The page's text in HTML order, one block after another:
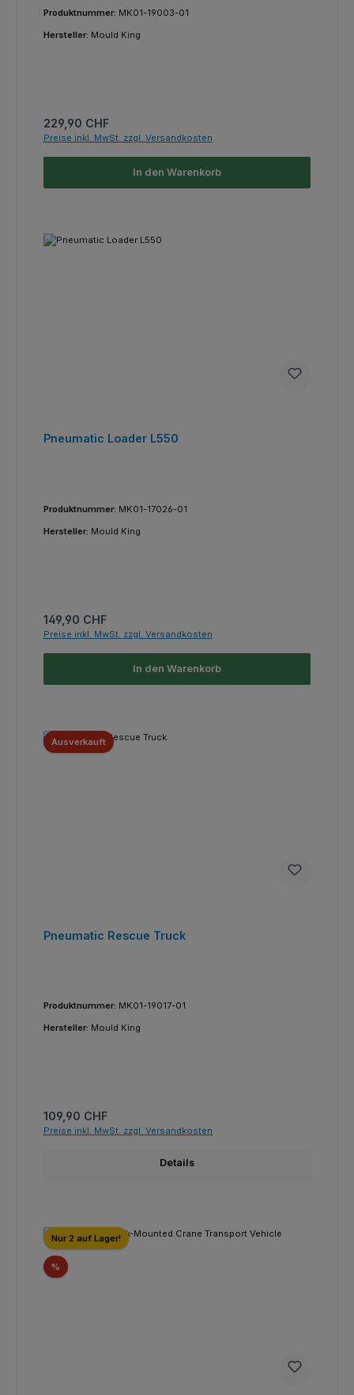
Produktnummer: MK01-19003-01
Hersteller: Mould King
Regulärer Preis:
229,90 CHF
Preise inkl. MwSt. zzgl. Versandkosten
In den Warenkorb
Pneumatic Loader L550
Produktnummer: MK01-17026-01
Hersteller: Mould King
Regulärer Preis:
149,90 CHF
Preise inkl. MwSt. zzgl. Versandkosten
In den Warenkorb
Ausverkauft
Pneumatic Rescue Truck
Produktnummer: MK01-19017-01
Hersteller: Mould King
Regulärer Preis:
109,90 CHF
Preise inkl. MwSt. zzgl. Versandkosten
Details
Nur 2 auf Lager!
%Rabatt